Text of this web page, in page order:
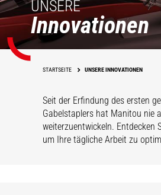
UNSERE
Innovationen
STARTSEITE UNSERE INNOVATIONEN
Seit der Erfindung des ersten
Gabelstaplers hat Manitou nie
weiterzuentwickeln. Entdecken
um Ihre tägliche Arbeit zu